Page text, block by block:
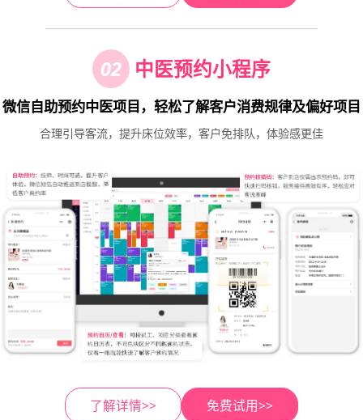
02 中医预约小程序
微信自助预约中医项目，轻松了解客户消费规律及偏好项目
合理引导客流，提升床位效率，客户免排队，体验感更佳
了解详情>> 免费试用>>